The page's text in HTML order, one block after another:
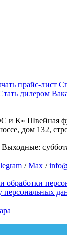
прайс-лист
дилером
и К» Швейная
дом 132,
/Max /
обработки
персональных